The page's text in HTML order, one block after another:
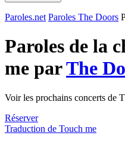
Paroles.net Paroles The Doors
Paroles de la
me parThe
Voir les prochains concerts de
Réserver
Traduction de Touch me